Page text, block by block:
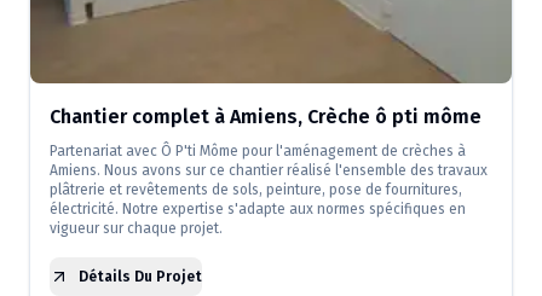
Chantier complet à Amiens, Crèche ô pti môme
Partenariat avec Ô P'ti Môme pour l'aménagement de crèches à
Amiens. Nous avons sur ce chantier réalisé l'ensemble des travaux
plâtrerie et revêtements de sols, peinture, pose de fournitures,
électricité. Notre expertise s'adapte aux normes spécifiques en
vigueur sur chaque projet.
Détails Du Projet